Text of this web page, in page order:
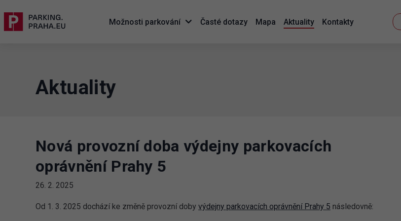
Možnosti parkování Časté dotazy Mapa Aktuality Kontakty
Aktuality
Nová provozní doba výdejny parkovacích
oprávnění Prahy 5
26. 2. 2025
Od 1. 3. 2025 dochází ke změně provozní doby výdejny parkovacích oprávnění Prahy 5 následovně: